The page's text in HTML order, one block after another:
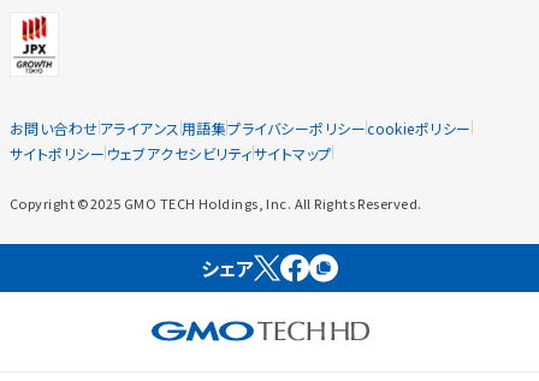
お問い合わせアライアンス 用語集プライバシーポリシーcookieポリシー
サイトポリシー ウェブアクセシビリティサイトマップ
Copyright ©2025 GMO TECH Holdings, Inc. All Rights Reserved.
シェア